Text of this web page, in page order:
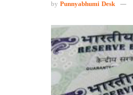
by Punnyabhumi Desk